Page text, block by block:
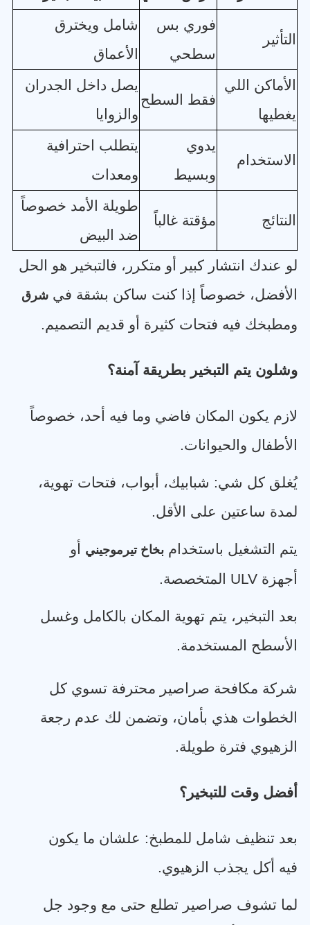
التأثير
فوري بس
سطحي
شامل ويخترق
الأعماق
الأماكن اللي
يغطيها
فقط السطح
يصل داخل الجدران
والزوايا
الاستخدام
يدوي
وبسيط
يتطلب احترافية
ومعدات
النتائج مؤقتة غالباً
طويلة الأمد خصوصاً
ضد البيض
لو عندك انتشار كبير أو متكرر، فالتبخير هو الحل
الأفضل، خصوصاً إذا كنت ساكن بشقة في شرق
ومطبخك فيه فتحات كثيرة أو قديم التصميم.
وشلون يتم التبخير بطريقة آمنة؟
لازم يكون المكان فاضي وما فيه أحد، خصوصاً
الأطفال والحيوانات.
يُغلق كل شي: شبابيك، أبواب، فتحات تهوية،
لمدة ساعتين على الأقل.
يتم التشغيل باستخدام بخاخ تيرموجيني
أو
أجهزة ULV المتخصصة.
بعد التبخير، يتم تهوية المكان بالكامل وغسل
الأسطح المستخدمة.
شركة مكافحة صراصير محترفة تسوي كل
الخطوات هذي بأمان، وتضمن لك عدم رجعة
الزهيوي فترة طويلة.
أفضل وقت للتبخير؟
بعد تنظيف شامل للمطبخ: علشان ما يكون
فيه أكل يجذب الزهيوي.
لما تشوف صراصير تطلع حتى مع وجود جل